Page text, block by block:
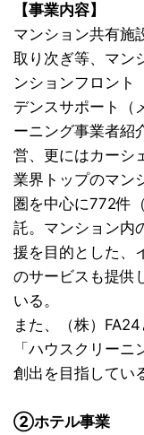
【事業内容】
マンション共有施
取り次ぎ等、マン
ンションフロント
デンスサポート（
ーニング事業者紹
営、更にはカーシ
業界トップのマン
圏を中心に772件
託。マンション内
援を目的とした、
のサービスも提供
いる。
また、（株）
「ハウスクリー
創出を目指してい
②ホテル事業